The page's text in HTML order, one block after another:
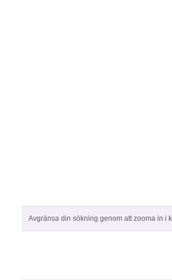
Avgränsa din sökning genom att zooma in i